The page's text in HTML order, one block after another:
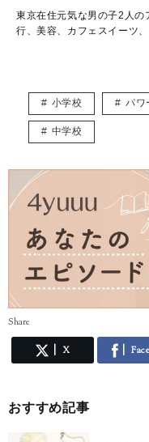
東京在住元気な男の子2人の
行、美容、カフェスイーツ
小学校 パワ
中学校
Share
X
おすすめ記事